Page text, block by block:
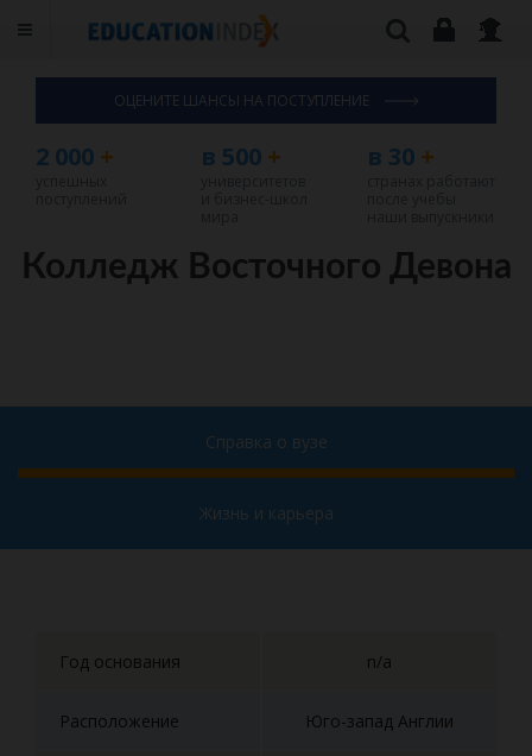
ОЦЕНИТЕ ШАНСЫ НА ПОСТУПЛЕНИЕ
2 000 + в 500 + в 30+
Колледж Восточного Девона
Справка о вузе
Жизнь и карьера
Год основания n/a
Расположение Юго-запад Англии